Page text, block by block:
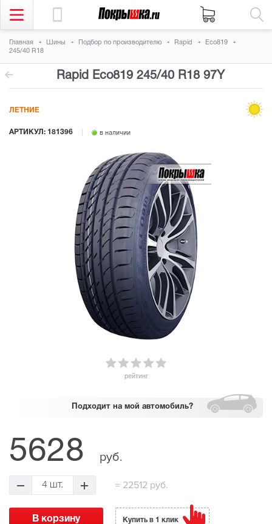
Главная Шины Подбор по производителю Rapid
Eco819
245/40 R18
Rapid Eco819 245/40 R18 97Y
рейтинг
АРТИКУЛ: 181396 в наличии
ЛЕТНИЕ
Подходит на мой автомобиль?
5628 руб.
4 шт. = 22512 руб.
Купить в 1 клик